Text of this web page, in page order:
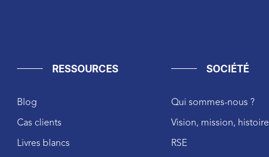
RESSOURCES
Blog
Cas clients
Livres blancs
SOCIÉTÉ
Qui sommes-nous ?
Vision, mission, histoire
RSE